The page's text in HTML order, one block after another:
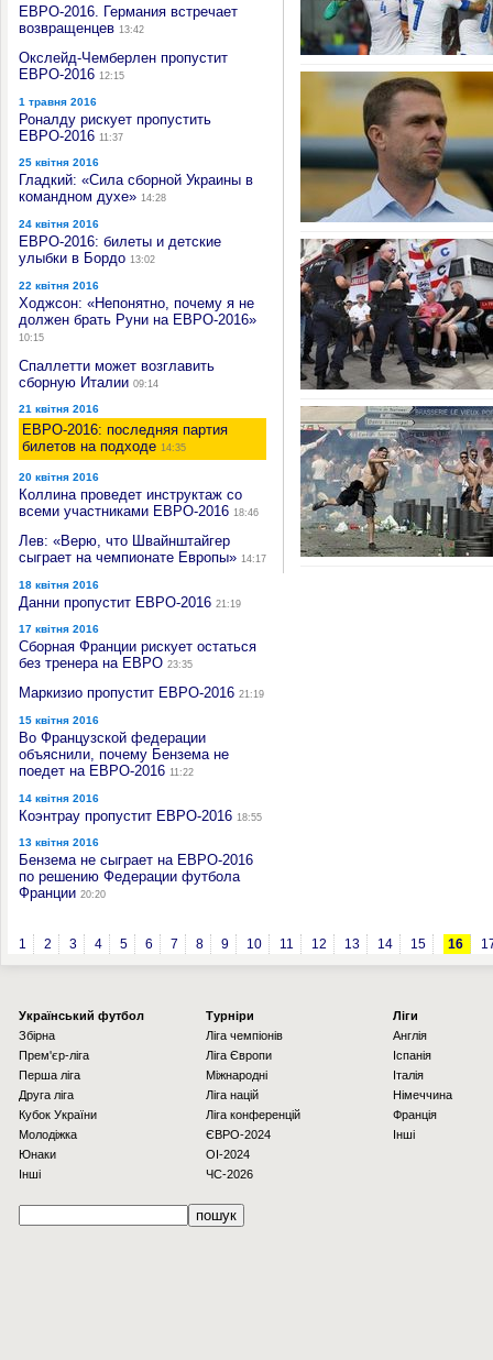
ЕВРО-2016. Германия встречает
возвращенцев 13:42
Окслейд-Чемберлен пропустит
ЕВРО-2016 12:15
1 травня 2016
Роналду рискует пропустить
ЕВРО-2016 11:37
25 квітня 2016
Гладкий: «Сила сборной Украины в
командном духе» 14:28
24 квітня 2016
ЕВРО-2016: билеты и детские
улыбки в Бордо 13:02
22 квітня 2016
Ходжсон: «Непонятно, почему я не
должен брать Руни на ЕВРО-2016»
10:15
Спаллетти может возглавить
сборную Италии 09:14
21 квітня 2016
ЕВРО-2016: последняя партия
билетов на подходе 14:35
20 квітня 2016
Коллина проведет инструктаж со
всеми участниками ЕВРО-2016 18:46
Лев: «Верю, что Швайнштайгер
сыграет на чемпионате Европы» 14:17
18 квітня 2016
Данни пропустит ЕВРО-2016 21:19
17 квітня 2016
Сборная Франции рискует остаться
без тренера на ЕВРО 23:35
Маркизио пропустит ЕВРО-2016 21:19
15 квітня 2016
Во Французской федерации
объяснили, почему Бензема не
поедет на ЕВРО-2016 11:22
14 квітня 2016
Коэнтрау пропустит ЕВРО-2016 18:55
13 квітня 2016
Бензема не сыграет на ЕВРО-2016
по решению Федерации футбола
Франции 20:20
1 2 3 4 5 6 7 8 9 10 11 12 13 14 15 16
Українcький футбол
Збірна
Прем'єр-ліга
Перша ліга
Друга ліга
Кубок України
Молодіжка
Юнаки
Інші
Турніри
Ліга чемпіонів
Ліга Європи
Міжнародні
Ліга націй
Ліга конференцій
ЄВРО-2024
OI-2024
ЧС-2026
Ліги
Англія
Іспанія
Італія
Німеччина
Франція
Інші